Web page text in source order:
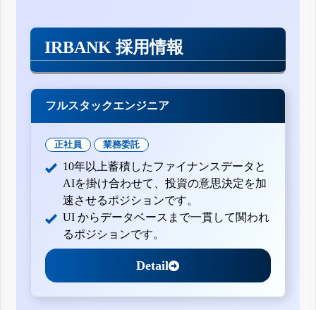
IRBANK 採用情報
フルスタックエンジニア
正社員 業務委託
10年以上蓄積したファイナンスデータと
AIを掛け合わせて、投資の意思決定を加
速させるポジションです。
UI からデータベースまで一貫して関われ
るポジションです。
Detail